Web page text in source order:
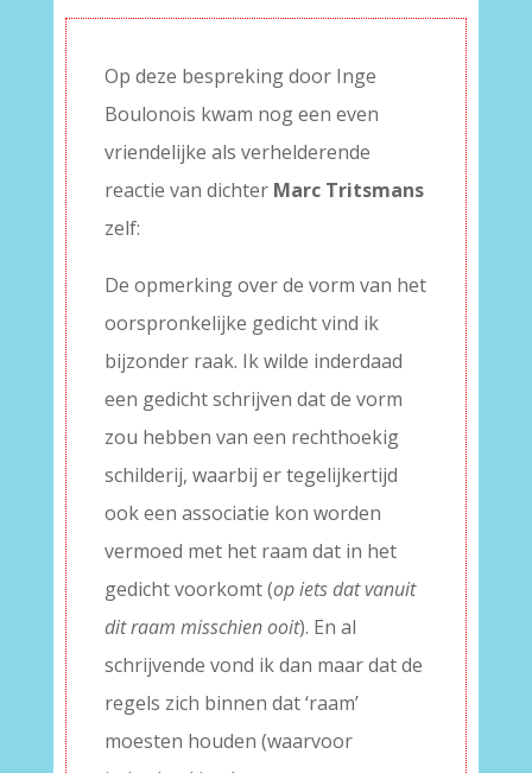
Op deze bespreking door Inge
Boulonois kwam nog een even
vriendelijke als verhelderende
reactie van dichter Marc Tritsmans
zelf:
De opmerking over de vorm van het
oorspronkelijke gedicht vind ik
bijzonder raak. Ik wilde inderdaad
een gedicht schrijven dat de vorm
zou hebben van een rechthoekig
schilderij, waarbij er tegelijkertijd
ook een associatie kon worden
vermoed met het raam dat in het
gedicht voorkomt (op iets dat vanuit
dit raam misschien ooit). En al
schrijvende vond ik dan maar dat de
regels zich binnen dat ‘raam’
moesten houden (waarvoor